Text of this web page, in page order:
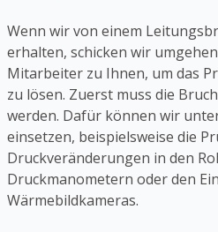
Wenn wir von einem
erhalten, schicken wir
Mitarbeiter zu Ihnen, um das
zu lösen. Zuerst muss die
werden. Dafür können wir
einsetzen, beispielsweise die
Druckveränderungen in den
Druckmanometern oder den
Wärmebildkameras.